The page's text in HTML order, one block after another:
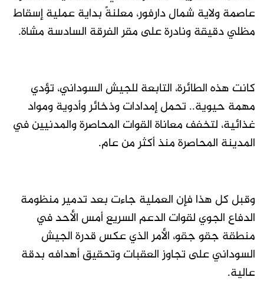
عاصمة ولاية شمال دارفور، معلنةً بداية عملية إسقاط
مظلي دقيقة ونادرة على مقر الفرقة السادسة مشاة.
كانت هذه الطائرة، التابعة للجيش السوداني، تؤدي
مهمة حيوية.. تحمل إمدادات وذخائر وأدوية ومواد
غذائية، لتخفف معاناة القوات المحاصرة والمدنيين في
المدينة المحاصرة منذ أكثر من عام.
وقبل كل هذا فإن العملية جاءت بعد تدمير منظومة
الدفاع الجوي لقوات الدعم السريع أمس الأحد في
منطقة جقو جقو، الأمر الذي عكس قدرة الجيش
السوداني على تجاوز العقبات وتحقيق أهدافه بدقة
عالية.